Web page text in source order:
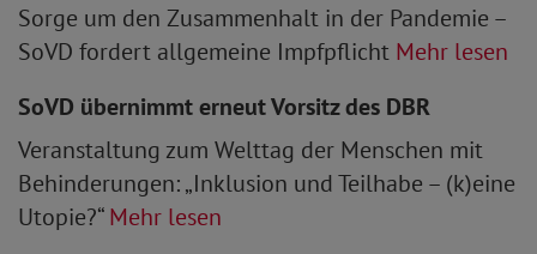
Sorge um den Zusammenhalt in der Pandemie –
SoVD fordert allgemeine Impfpflicht Mehr lesen
SoVD übernimmt erneut Vorsitz des DBR
Veranstaltung zum Welttag der Menschen mit
Behinderungen: „Inklusion und Teilhabe – (k)eine
Utopie?“Mehr lesen